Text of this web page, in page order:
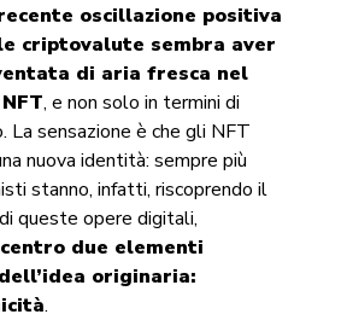
oscillazione positiva
criptovalute sembra aver
di aria fresca nel
, e non solo in termini di
La sensazione è che gli NFT
nuova identità: sempre più
stanno, infatti, riscoprendo il
queste opere digitali,
due elementi
originaria:
.